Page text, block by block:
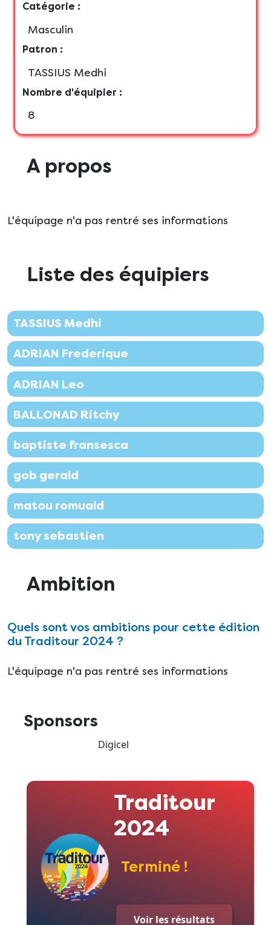
Catégorie :
Masculin
Patron :
TASSIUS Medhi
Nombre d'équipier :
8
A propos
L'équipage n'a pas rentré ses informations
Liste des équipiers
TASSIUS Medhi
ADRIAN Frederique
ADRIAN Leo
BALLONAD Ritchy
baptiste fransesca
gob gerald
matou romuald
tony sebastien
Ambition
Quels sont vos ambitions pour cette édition
du Traditour 2024 ?
L'équipage n'a pas rentré ses informations
Sponsors
Digicel
Traditour
2024
Terminé !
Voir les résultats